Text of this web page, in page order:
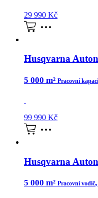
29 990 Kč
Husqvarna
5 000 m² Pracovní
99 990 Kč
Husqvarna
5 000 m² Pracovní vodič